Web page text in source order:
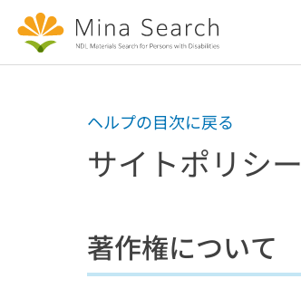
Jump to main content
ヘルプの目次に戻る
サイトポリシー
著作権について